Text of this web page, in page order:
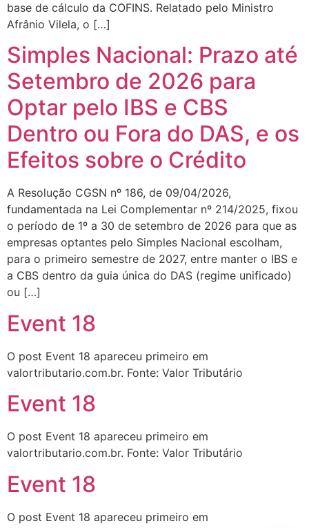
base de cálculo da COFINS. Relatado pelo Ministro
Afrânio Vilela, o […]
Simples Nacional: Prazo até
Setembro de 2026 para
Optar pelo IBS e CBS
Dentro ou Fora do DAS, e os
Efeitos sobre o Crédito
A Resolução CGSN nº 186, de 09/04/2026,
fundamentada na Lei Complementar nº 214/2025, fixou
o período de 1º a 30 de setembro de 2026 para que as
empresas optantes pelo Simples Nacional escolham,
para o primeiro semestre de 2027, entre manter o IBS e
a CBS dentro da guia única do DAS (regime unificado)
ou […]
Event 18
O post Event 18 apareceu primeiro em
valortributario.com.br. Fonte: Valor Tributário
Event 18
O post Event 18 apareceu primeiro em
valortributario.com.br. Fonte: Valor Tributário
Event 18
O post Event 18 apareceu primeiro em